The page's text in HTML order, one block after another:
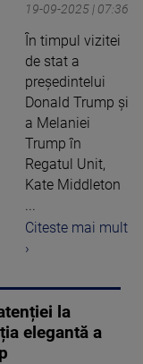
19-09-2025 | 07:36
În timpul vizitei
de stat a
președintelui
Donald Trump și
a Melaniei
Trump în
Regatul Unit,
Kate Middleton
...
Citeste mai mult
›
la
elegantă a